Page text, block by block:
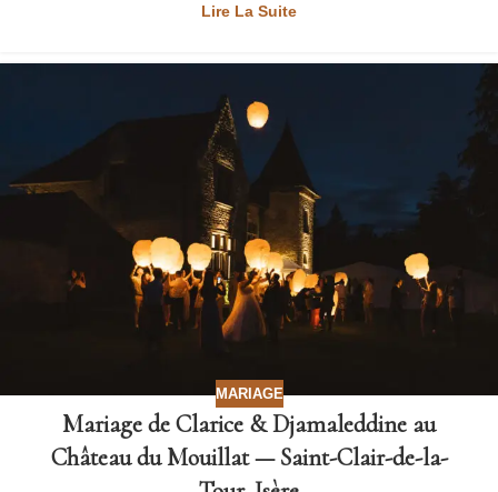
Lire La Suite
MARIAGE
Mariage de Clarice & Djamaleddine au
Château du Mouillat — Saint-Clair-de-la-